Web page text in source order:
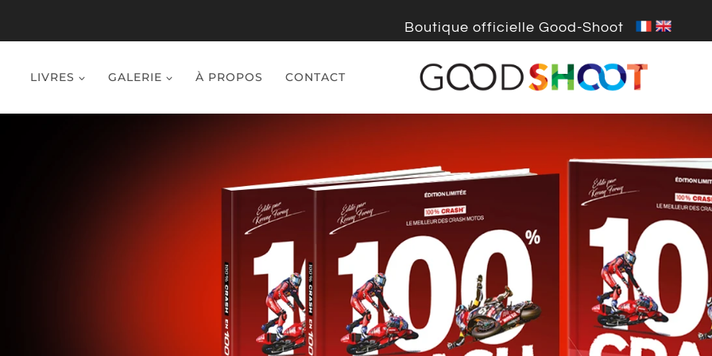
Boutique officielle Good-Shoot
LIVRES GALERIE À PROPOS CONTACT